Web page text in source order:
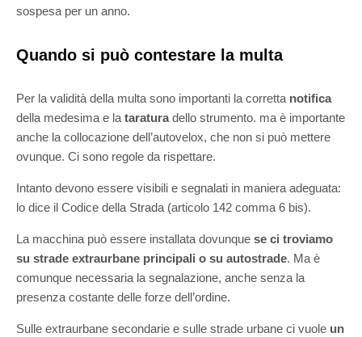
sospesa per un anno.
Quando si può contestare la multa
Per la validità della multa sono importanti la corretta notifica
della medesima e la taraturadello strumento. ma è importante
anche la collocazione dell’autovelox, che non si può mettere
ovunque. Ci sono regole da rispettare.
Intanto devono essere visibili e segnalati in maniera adeguata:
lo dice il Codice della Strada (articolo 142 comma 6 bis).
La macchina può essere installata dovunque se ci troviamo
su strade extraurbane principali o su autostrade. Ma è
comunque necessaria la segnalazione, anche senza la
presenza costante delle forze dell’ordine.
Sulle extraurbane secondarie e sulle strade urbane ci vuole un